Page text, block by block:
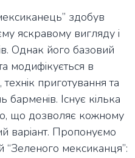
здобув
яскравому вигляду і
Однак його базовий
модифікується в
технік приготування та
барменів. Існує кілька
що дозволяє кожному
варіант. Пропонуємо
“Зеленого мексиканця”: